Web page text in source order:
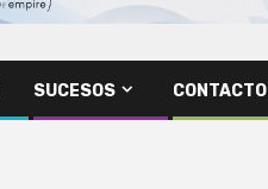
SUCESOS CONTACTO